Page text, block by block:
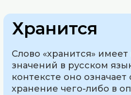
Хранится
Слово «хранится»
значений в русском
контексте оно
хранение чего-либо в